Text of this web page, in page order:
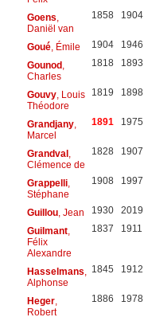
Goens
Daniël van
1858 1904
Goué, Émile 1904 1946
Gounod,
Charles
1818 1893
Gouvy, Louis
Théodore
1819 1898
Grandjany,
Marcel
1891 1975
Grandval,
Clémence de
1828 1907
Grappelli,
Stéphane
1908 1997
Guillou, Jean 1930 2019
Guilmant,
Félix
Alexandre
1837 1911
Hasselmans
Alphonse
1845 1912
Heger,
Robert
1886 1978